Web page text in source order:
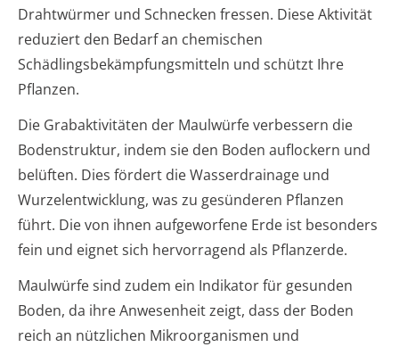
Drahtwürmer und Schnecken fressen. Diese Aktivität
reduziert den Bedarf an chemischen
Schädlingsbekämpfungsmitteln und schützt Ihre
Pflanzen.
Die Grabaktivitäten der Maulwürfe verbessern die
Bodenstruktur, indem sie den Boden auflockern und
belüften. Dies fördert die Wasserdrainage und
Wurzelentwicklung, was zu gesünderen Pflanzen
führt. Die von ihnen aufgeworfene Erde ist besonders
fein und eignet sich hervorragend als Pflanzerde.
Maulwürfe sind zudem ein Indikator für gesunden
Boden, da ihre Anwesenheit zeigt, dass der Boden
reich an nützlichen Mikroorganismen und